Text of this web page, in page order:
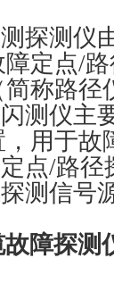
探测仪
定点/
称路径
测仪主
用于故
点/路径
测信号
障探测